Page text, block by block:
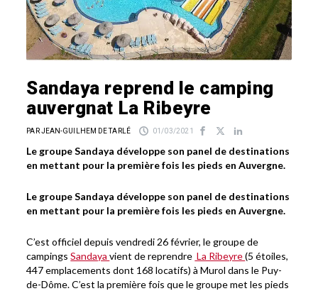
Sandaya reprend le camping
auvergnat La Ribeyre
PAR JEAN-GUILHEM DE TARLÉ 01/03/2021
Le groupe Sandaya développe son panel de destinations
en mettant pour la première fois les pieds en Auvergne.
Le groupe Sandaya développe son panel de destinations
en mettant pour la première fois les pieds en Auvergne.
C’est officiel depuis vendredi 26 février, le groupe de
campingsSandayavient de reprendre La Ribeyre(5 étoiles,
447 emplacements dont 168 locatifs) à Murol dans le Puy-
de-Dôme. C’est la première fois que le groupe met les pieds